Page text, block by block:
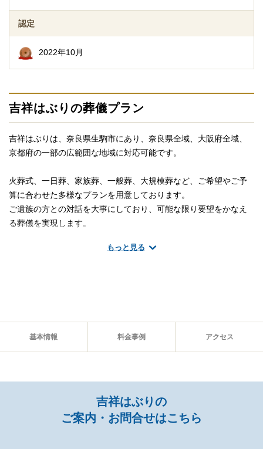
認定
2022年10月
もっと見る
吉祥はぶりの葬儀プラン
吉祥はぶりは、奈良県生駒市にあり、奈良県全域、大阪府全域、
京都府の一部の広範囲な地域に対応可能です。
火葬式、一日葬、家族葬、一般葬、大規模葬など、ご希望やご予
算に合わせた多様なプランを用意しております。
ご遺族の方との対話を大事にしており、可能な限り要望をかなえ
る葬儀を実現します。
※掲載情報は、葬儀事業者の公式サイトなど、2025年6月3日時点
プランに含まれる設備・サービス
安置料金一日分（付き添い不可）
基本情報 料金事例 アクセス
吉祥はぶりの
ご案内・お問合せはこちら